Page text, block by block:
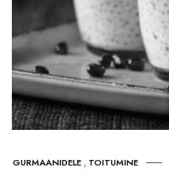
GURMAANIDELE , TOITUMINE